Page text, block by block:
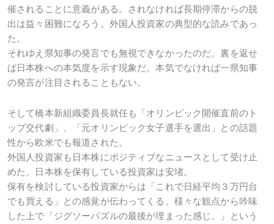
催されることに意義がある。されなければ長期停滞からの脱
出は益々困難になろう。外国人投資家の典型的な読みであっ
た。
それゆえ県知事の発言でも無視できなかったのだ。裏を返せ
ば日本株への本気度を示す現象だ。本気でなければ一県知事
の発言が注目されることもない。
そして橋本新組織委員長就任も「オリンピック開催直前のト
ップ交代劇」、「元オリンピック女子選手を選出」との話題
性から欧米でも報道された。
外国人投資家も日本株にポジティブなニュースとして受け止
めた。日本株を保有している投資家は安堵。
保有を検討している投資家からは「これで日経平均３万円台
でも買える」との感覚が伝わってくる。様々な観点から吟味
した上で「ジグソーパズルの最後が埋まった感じ。」という